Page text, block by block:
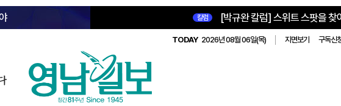
칼럼 [박규완 칼럼] 스위트 스팟을 찾
TODAY 2026년 08월 06일(목) 지면보기 구독신